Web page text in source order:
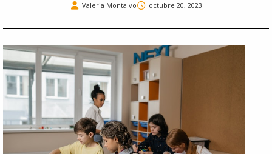
Valeria Montalvo octubre 20, 2023